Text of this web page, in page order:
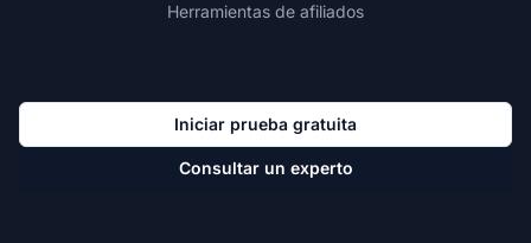
Herramientas de afiliados
Iniciar prueba gratuita
Consultar un experto